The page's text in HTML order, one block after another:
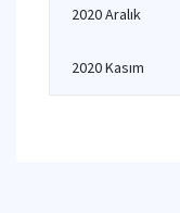
2020 Aralık
2020 Kasım